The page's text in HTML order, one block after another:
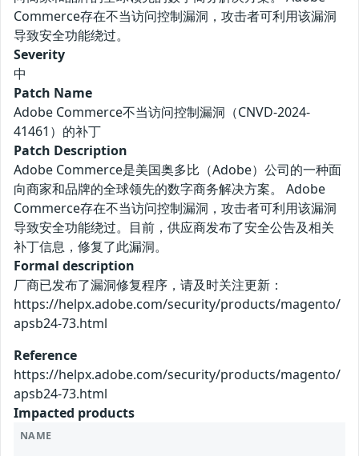
Commerce存在不当访问控制漏洞，攻击者可利用该漏洞
导致安全功能绕过。
Severity
中
Patch Name
Adobe Commerce不当访问控制漏洞（CNVD-2024-
41461）的补丁
Patch Description
Adobe Commerce是美国奥多比（Adobe）公司的一种面
向商家和品牌的全球领先的数字商务解决方案。 Adobe
Commerce存在不当访问控制漏洞，攻击者可利用该漏洞
导致安全功能绕过。目前，供应商发布了安全公告及相关
补丁信息，修复了此漏洞。
Formal description
厂商已发布了漏洞修复程序，请及时关注更新：
https://helpx.adobe.com/security/products/magento/
apsb24-73.html
Reference
https://helpx.adobe.com/security/products/magento/
apsb24-73.html
Impacted products
NAME